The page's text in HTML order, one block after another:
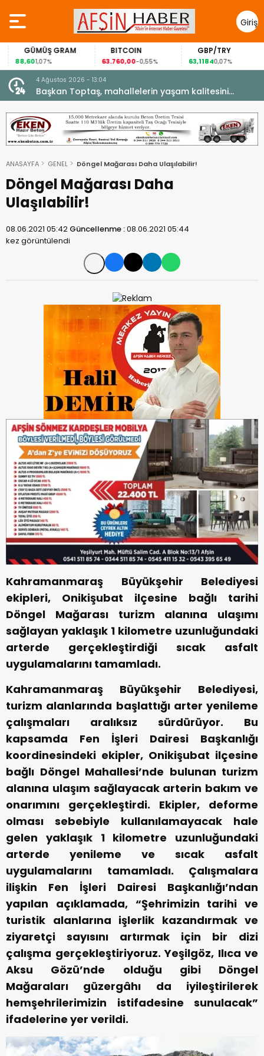
Giriş
Yap
GÜMÜŞ GRAM
88,601,07%
BITCOIN
63.760,00-0,55%
GBP/TRY
63,11840,07%
4 Ağustos 2026 - 13:04
Başkan Toptaş, mahallelerin yaşam kalitesini
artıran parkları ziyaret etti.
ANASAYFA GENEL Döngel Mağarası Daha Ulaşılabilir!
Döngel Mağarası Daha
Ulaşılabilir!
08.06.2021 05:42 Güncellenme :08.06.2021 05:44
kez görüntülendi
Kahramanmaraş Büyükşehir Belediyesi
ekipleri, Onikişubat ilçesine bağlı tarihi
Döngel Mağarası turizm alanına ulaşımı
sağlayan yaklaşık 1 kilometre uzunluğundaki
arterde gerçekleştirdiği sıcak asfalt
uygulamalarını tamamladı.
Kahramanmaraş Büyükşehir Belediyesi,
turizm alanlarında başlattığı arter yenileme
çalışmaları aralıksız sürdürüyor. Bu
kapsamda Fen İşleri Dairesi Başkanlığı
koordinesindeki ekipler, Onikişubat ilçesine
bağlı Döngel Mahallesi’nde bulunan turizm
alanına ulaşım sağlayacak arterin bakım ve
onarımını gerçekleştirdi. Ekipler, deforme
olması sebebiyle kullanılamayacak hale
gelen yaklaşık 1 kilometre uzunluğundaki
arterde yenileme ve sıcak asfalt
uygulamalarını tamamladı. Çalışmalara
ilişkin Fen İşleri Dairesi Başkanlığı’ndan
yapılan açıklamada, “Şehrimizin tarihi ve
turistik alanlarına işlerlik kazandırmak ve
ziyaretçi sayısını artırmak için bir dizi
çalışma gerçekleştiriyoruz. Yeşilgöz, Ilıca ve
Aksu Gözü’nde olduğu gibi Döngel
Mağaraları güzergâhı da iyileştirilerek
hemşehrilerimizin istifadesine sunulacak”
ifadelerine yer verildi.